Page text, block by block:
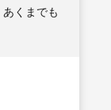
くまでも